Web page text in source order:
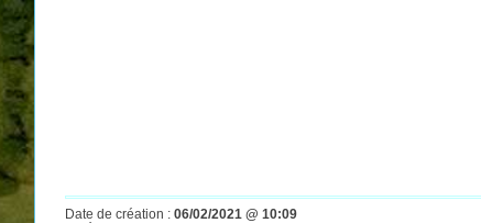
Date de création : 06/02/2021 @ 10:09